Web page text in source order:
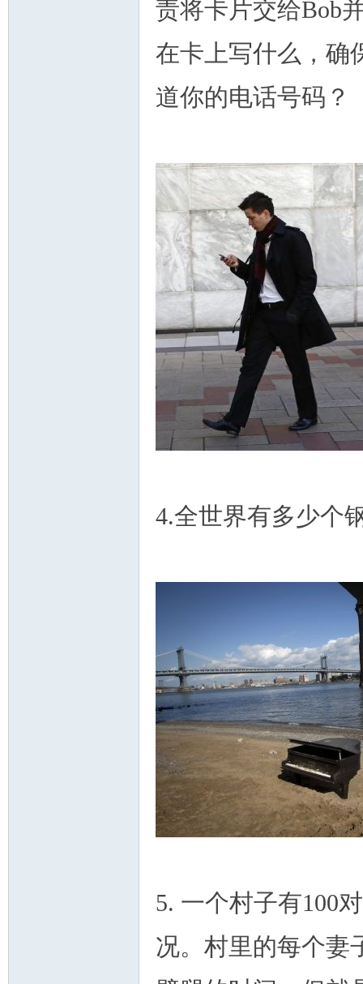
责将卡片交给Bob
在卡上写什么，确
道你的电话号码？
4.全世界有多少个
5. 一个村子有100
况。村里的每个妻